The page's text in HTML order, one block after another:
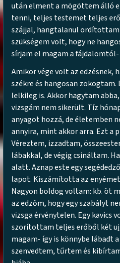
után elment a mögöttem álló
tenni, teljes testemet teljes
szájjal, hangtalanul
szükségem volt, hogy ne
sírjam el magam a
Amikor vége volt az edzésnek,
székre és hangosan zokogtam.
lelkileg is. Akkor hagytam
vizsgám nem sikerült. Tíz
anyagot hozzá, de életemben
annyira, mint akkor arra. Ezt a
Véreztem, izzadtam,
lábakkal, de végig csináltam.
alatt. Aznap este egy
lapot. Kiszámította az
Nagyon boldog voltam: kb. öt
az edzőm, hogy egy szabályt
vizsga érvénytelen. Egy kavics
szorítottam teljes erőből két
magam- így is könnybe lábadt
szenvedtem, tűrtem és